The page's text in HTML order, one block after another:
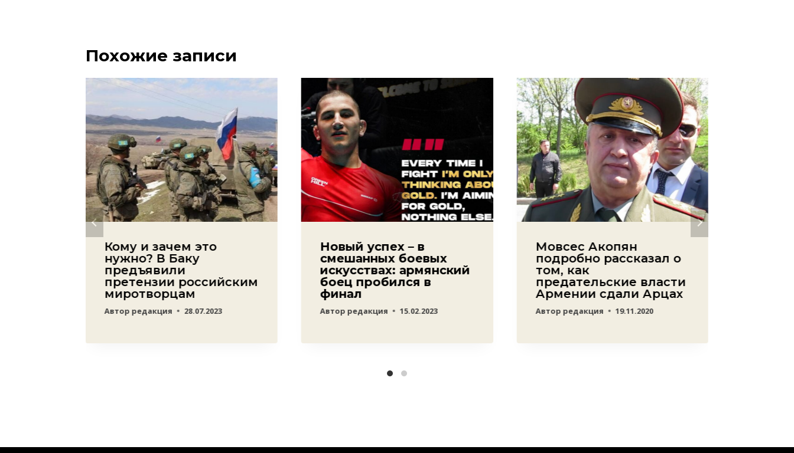
Похожие записи
Кому и зачем это
нужно? В Баку
предъявили
претензии российским
миротворцам
Автор редакция 28.07.2023
Новый успех – в
смешанных боевых
искусствах: армянский
боец пробился в
финал
Автор редакция 15.02.2023
Мовсес Акопян
подробно рассказал о
том, как
предательские власти
Армении сдали Арцах
Автор редакция 19.11.2020